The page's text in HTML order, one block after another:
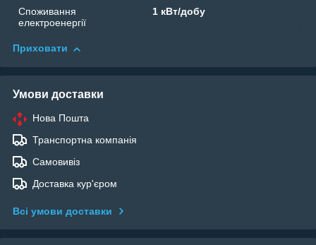
Споживання
електроенергії
1 кВт/добу
Приховати
Умови доставки
Нова Пошта
Транспортна компанія
Самовивіз
Доставка кур'єром
Всі умови доставки